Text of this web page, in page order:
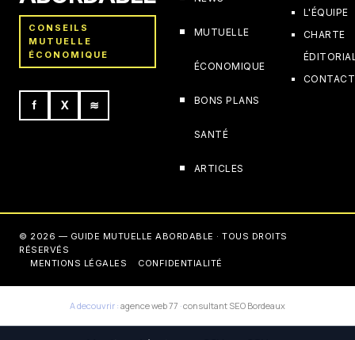
CONSEILS
MUTUELLE
ÉCONOMIQUE
f X ≋
MUTUELLE
ÉCONOMIQUE
BONS PLANS
SANTÉ
ARTICLES
L'ÉQUIPE
CHARTE
CONTACT
© 2026 — GUIDE MUTUELLE ABORDABLE · TOUS DROITS
RÉSERVÉS
MENTIONS LÉGALES
CONFIDENTIALITÉ
A decouvrir : agence web 77 ·consultant SEO Bordeaux